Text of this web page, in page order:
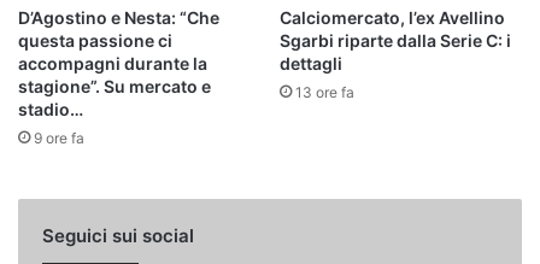
D’Agostino e Nesta: “Che
questa passione ci
accompagni durante la
stagione”. Su mercato e
stadio…
9 ore fa
Calciomercato, l’ex Avellino
Sgarbi riparte dalla Serie C: i
dettagli
13 ore fa
Seguici sui social